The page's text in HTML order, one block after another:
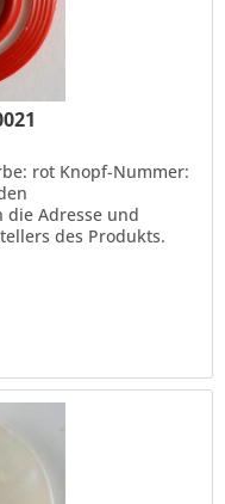
rot Knopf-Nummer:
Adresse und
des Produkts.